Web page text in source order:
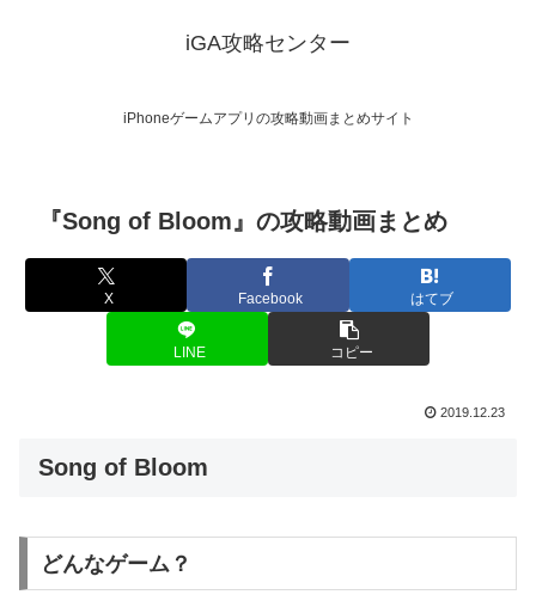
iGA攻略センター
iPhoneゲームアプリの攻略動画まとめサイト
『Song of Bloom』の攻略動画まとめ
X Facebook はてブ
LINE コピー
2019.12.23
Song of Bloom
どんなゲーム？